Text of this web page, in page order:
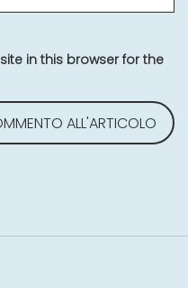
in this browser for the